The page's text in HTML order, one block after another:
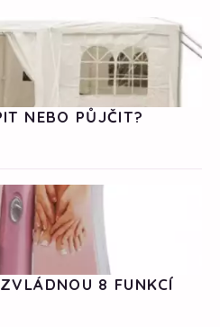
NEBO PŮJČIT?
8 FUNKCÍ